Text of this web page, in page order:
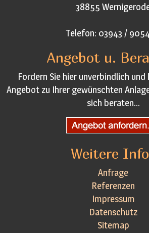
38855
Telefon: 03943 /
Angebot u.
Fordern Sie hier unverbindlich
Angebot zu Ihrer gewünschten
sich beraten...
Weitere
Anfrage
Referenzen
Impressum
Datenschutz
Sitemap